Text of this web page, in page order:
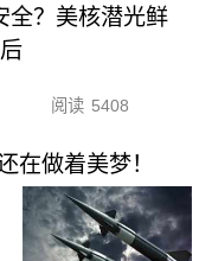
全？美核潜光鲜
阅读 5408
在做着美梦！